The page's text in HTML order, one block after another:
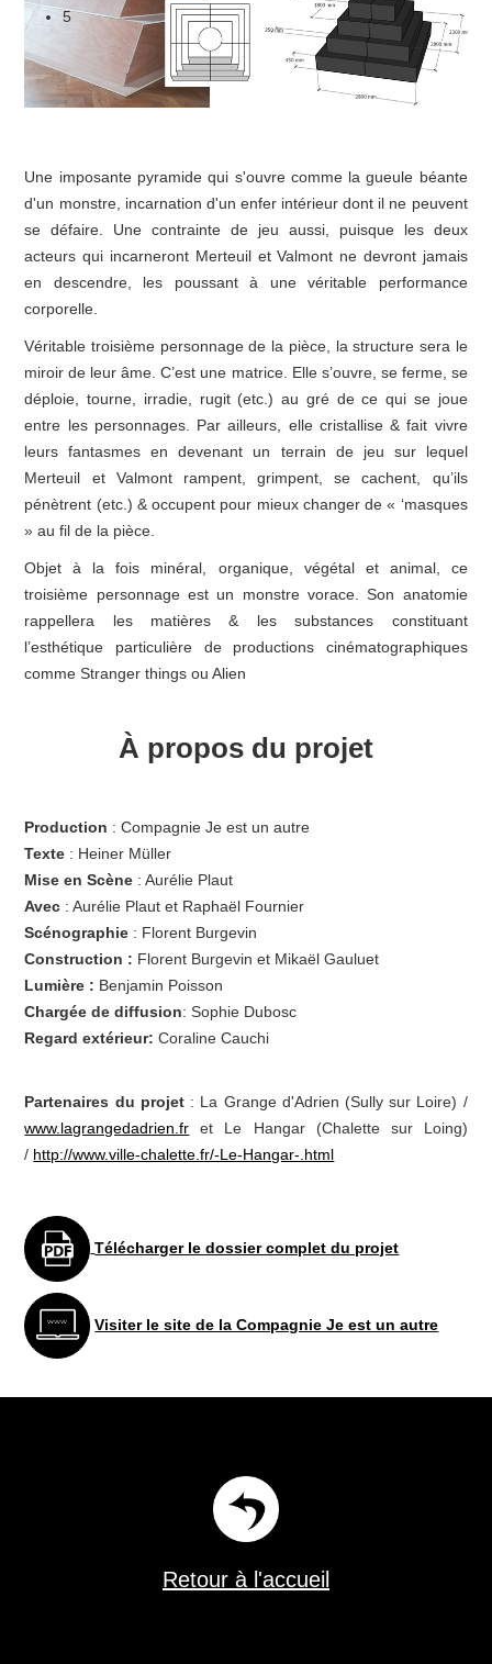
5
Une imposante pyramide qui s'ouvre comme la gueule béante
d'un monstre, incarnation d'un enfer intérieur dont il ne peuvent
se défaire. Une contrainte de jeu aussi, puisque les deux
acteurs qui incarneront Merteuil et Valmont ne devront jamais
en descendre, les poussant à une véritable performance
corporelle.
Véritable troisième personnage de la pièce, la structure sera le
miroir de leur âme. C’est une matrice. Elle s’ouvre, se ferme, se
déploie, tourne, irradie, rugit (etc.) au gré de ce qui se joue
entre les personnages. Par ailleurs, elle cristallise & fait vivre
leurs fantasmes en devenant un terrain de jeu sur lequel
Merteuil et Valmont rampent, grimpent, se cachent, qu’ils
pénètrent (etc.) & occupent pour mieux changer de « ‘masques
» au fil de la pièce.
Objet à la fois minéral, organique, végétal et animal, ce
troisième personnage est un monstre vorace. Son anatomie
rappellera les matières & les substances constituant
l’esthétique particulière de productions cinématographiques
comme Stranger things ou Alien
À propos du projet
Production : Compagnie Je est un autre
Texte : Heiner Müller
Mise en Scène : Aurélie Plaut
Avec : Aurélie Plaut et Raphaël Fournier
Scénographie : Florent Burgevin
Construction : Florent Burgevin et Mikaël Gauluet
Lumière : Benjamin Poisson
Chargée de diffusion: Sophie Dubosc
Regard extérieur: Coraline Cauchi
Partenaires du projet: La Grange d'Adrien (Sully sur Loire) /
www.lagrangedadrien.fr et Le Hangar (Chalette sur Loing)
/ http://www.ville-chalette.fr/-Le-Hangar-.html
Télécharger le dossier complet du projet
Visiter le site de la Compagnie Je est un autre
Retour à l'accueil